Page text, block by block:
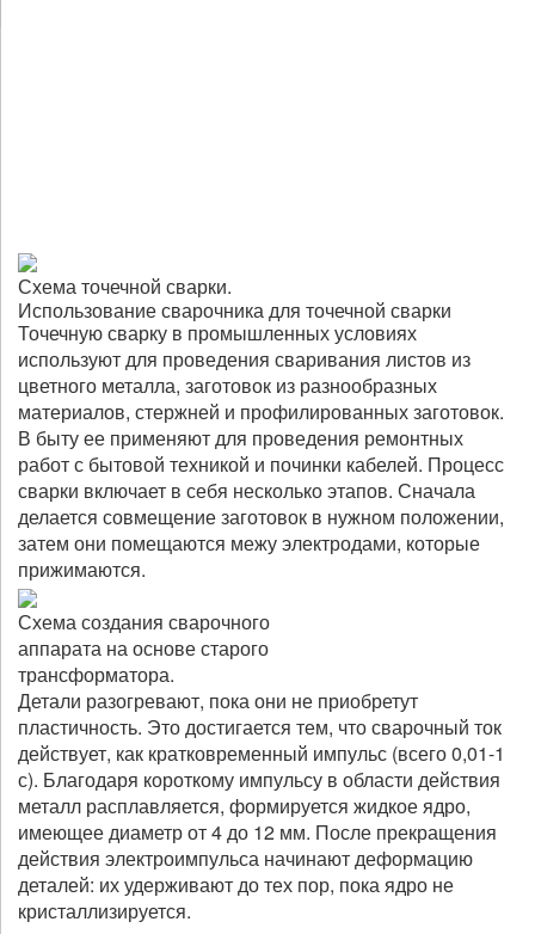
Схема точечной сварки.
Использование сварочника для точечной сварки
Точечную сварку в промышленных условиях
используют для проведения сваривания листов из
цветного металла, заготовок из разнообразных
материалов, стержней и профилированных заготовок.
В быту ее применяют для проведения ремонтных
работ с бытовой техникой и починки кабелей. Процесс
сварки включает в себя несколько этапов. Сначала
делается совмещение заготовок в нужном положении,
затем они помещаются межу электродами, которые
прижимаются.
Схема создания сварочного
аппарата на основе старого
трансформатора.
Детали разогревают, пока они не приобретут
пластичность. Это достигается тем, что сварочный ток
действует, как кратковременный импульс (всего 0,01-1
с). Благодаря короткому импульсу в области действия
металл расплавляется, формируется жидкое ядро,
имеющее диаметр от 4 до 12 мм. После прекращения
действия электроимпульса начинают деформацию
деталей: их удерживают до тех пор, пока ядро не
кристаллизируется.